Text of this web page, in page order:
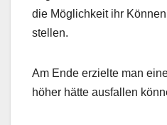
die Möglichkeit ihr
stellen.
Am Ende erzielte man
höher hätte ausfallen